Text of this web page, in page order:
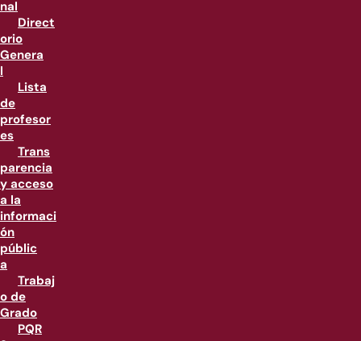
nal
Direct
orio
Genera
l
Lista
de
profesor
es
Trans
parencia
y acceso
a la
informaci
ón
públic
a
Trabaj
o de
Grado
PQR